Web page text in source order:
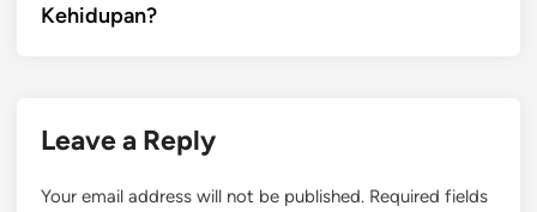
Kehidupan?
Leave a Reply
Your email address will not be published. Required fields